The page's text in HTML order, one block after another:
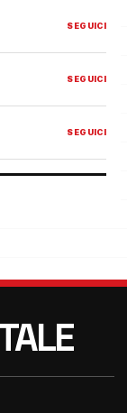
SEGUICI
SEGUICI
SEGUICI